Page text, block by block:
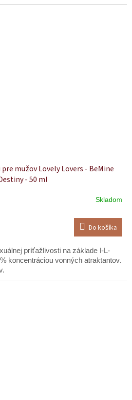
mužov Lovely Lovers - BeMine
- 50 ml
Skladom
Do košíka
príťažlivosti na základe I-L-
koncentráciou vonných atraktantov.